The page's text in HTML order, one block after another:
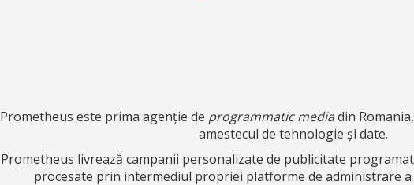
Prometheus este prima agenție de programmatic mediadin
amestecul de tehnologie și date.
Prometheus livrează campanii personalizate de publicitate
procesate prin intermediul propriei platforme de administrare a